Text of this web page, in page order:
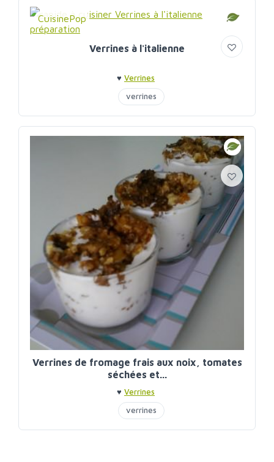
CuisinePop
Verrines à l'italienne
♥ Verrines
verrines
Verrines de fromage frais aux noix, tomates
séchées et...
♥ Verrines
verrines